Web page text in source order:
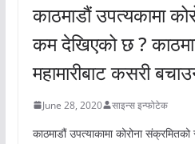
काठमाडौं उपत्यकामा
कम देखिएको छ ?
महामारीबाट कसरी
June 28, 2020 साइन्स इन्फोटेक
काठमाडौं उपत्याकामा कोरोना